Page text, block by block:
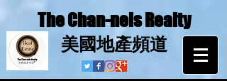
The Chan-nels Realty
​美國地產頻道